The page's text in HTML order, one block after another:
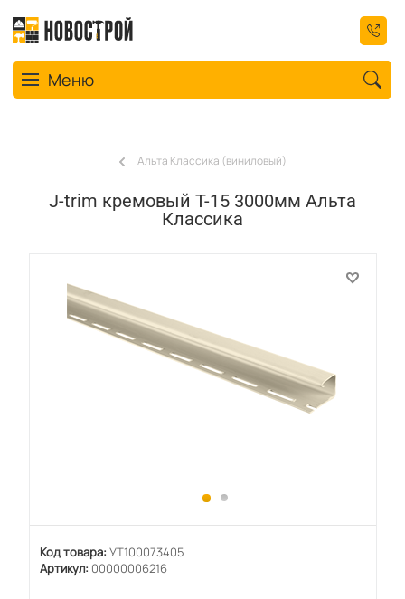
Toggle navigation
Меню
Альта Классика (виниловый)
J-trim кремовый Т-15 3000мм Альта
Классика
Код товара: УТ100073405
Артикул: 00000006216